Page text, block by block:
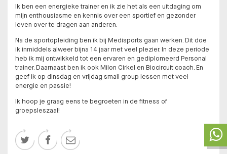
Ik ben een energieke trainer en ik zie het als een uitdaging om
mijn enthousiasme en kennis over een sportief en gezonder
leven over te dragen aan anderen.
Na de sportopleiding ben ik bij Medisports gaan werken. Dit doe
ik inmiddels alweer bijna 14 jaar met veel plezier. In deze periode
heb ik mij ontwikkeld tot een ervaren en gediplomeerd Personal
trainer. Daarnaast ben ik ook Milon Cirkel en Biocircuit coach. En
geef ik op dinsdag en vrijdag small group lessen met veel
energie en passie!
Ik hoop je graag eens te begroeten in de fitness of
groepsleszaal!
  